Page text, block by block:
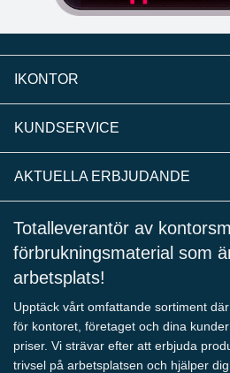
IKONTOR
KUNDSERVICE
AKTUELLA ERBJUDANDE
Totalleverantör av
förbrukningsmaterial som
arbetsplats!
Upptäck vårt omfattande sortiment
för kontoret, företaget och dina
priser. Vi strävar efter att erbjuda
trivsel på arbetsplatsen och hjälper